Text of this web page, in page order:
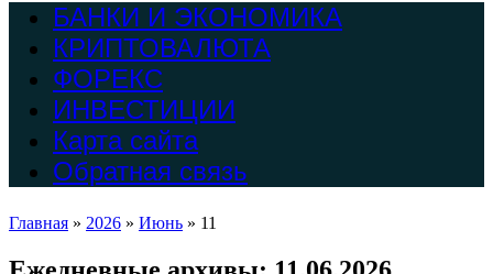
БАНКИ И ЭКОНОМИКА
КРИПТОВАЛЮТА
ФОРЕКС
ИНВЕСТИЦИИ
Карта сайта
Обратная связь
Главная » 2026 » Июнь » 11